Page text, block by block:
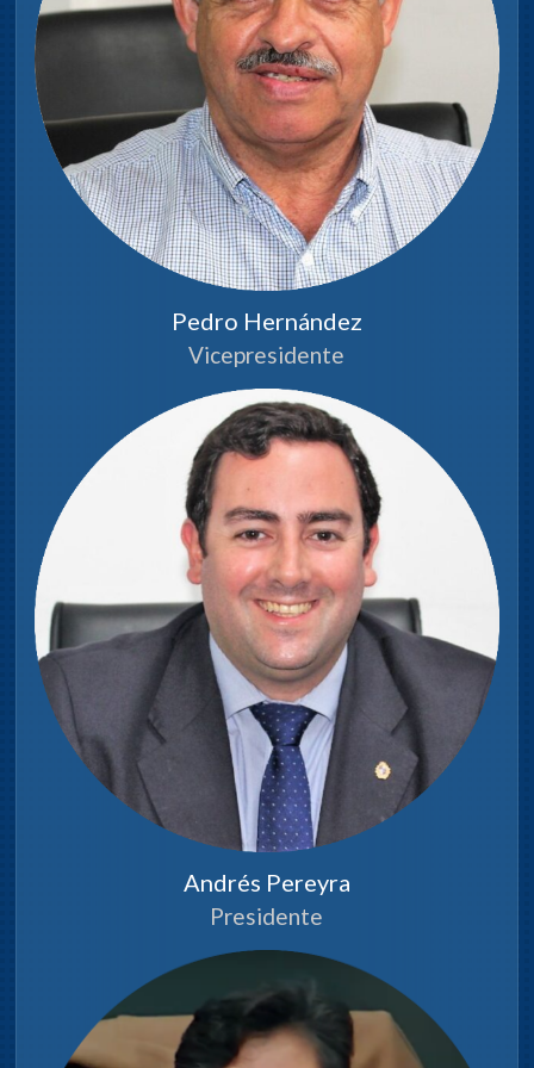
Luis Gelos
Claudio González
Vicepresidente
Pedro Hernández
Vicepresidente
Andrés Pereyra
Presidente